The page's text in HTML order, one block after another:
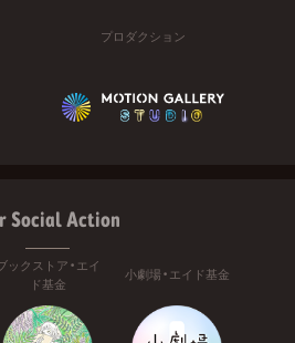
プロダクション
Social Action
ックストア・エイ
ド基金
小劇場・エイド基金